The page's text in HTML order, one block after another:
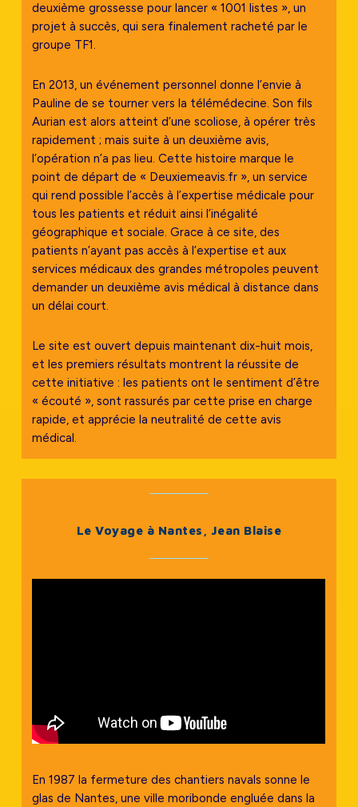
deuxième grossesse pour lancer « 1001 listes », un
projet à succès, qui sera finalement racheté par le
groupe TF1.
En 2013, un événement personnel donne l’envie à
Pauline de se tourner vers la télémédecine. Son fils
Aurian est alors atteint d’une scoliose, à opérer très
rapidement ; mais suite à un deuxième avis,
l’opération n’a pas lieu. Cette histoire marque le
point de départ de « Deuxiemeavis.fr », un service
qui rend possible l’accès à l’expertise médicale pour
tous les patients et réduit ainsi l’inégalité
géographique et sociale. Grace à ce site, des
patients n’ayant pas accès à l’expertise et aux
services médicaux des grandes métropoles peuvent
demander un deuxième avis médical à distance dans
un délai court.
Le site est ouvert depuis maintenant dix-huit mois,
et les premiers résultats montrent la réussite de
cette initiative : les patients ont le sentiment d’être
« écouté », sont rassurés par cette prise en charge
rapide, et apprécie la neutralité de cette avis
médical.
Le Voyage à Nantes, Jean Blaise
En 1987 la fermeture des chantiers navals sonne le
glas de Nantes, une ville moribonde engluée dans la